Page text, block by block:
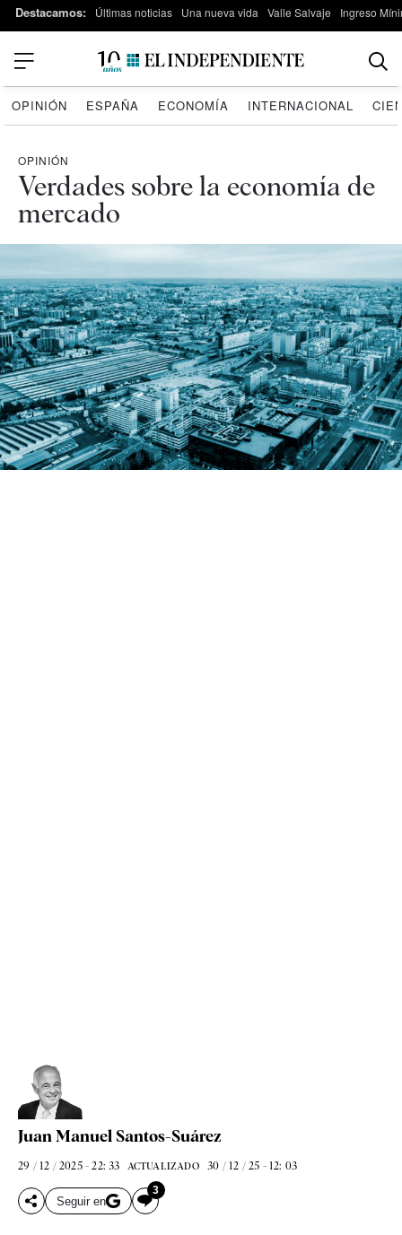
Destacamos: Últimas noticias Una nueva vida Valle Salvaje Ingreso
OPINIÓN ESPAÑA ECONOMÍA INTERNACIONAL
OPINIÓN
Verdades sobre la economía de
mercado
Juan Manuel Santos-Suárez
29 / 12 / 2025 - 22: 33 ACTUALIZADO 30 / 12 / 25 - 12: 03
Seguir en
3